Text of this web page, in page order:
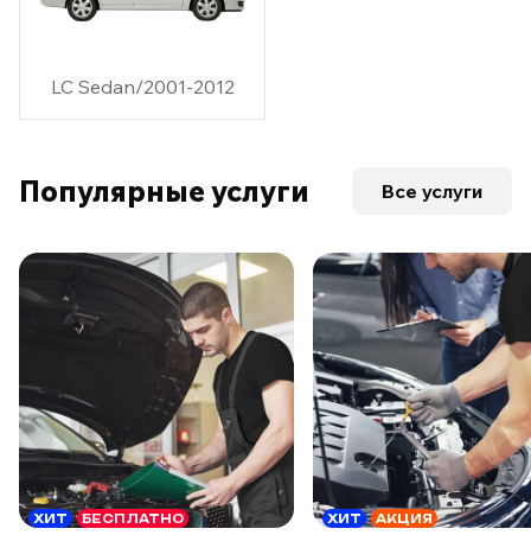
LC Sedan/2001-2012
Популярные услуги Все услуги
ХИТ БЕСПЛАТНО ХИТ АКЦИЯ